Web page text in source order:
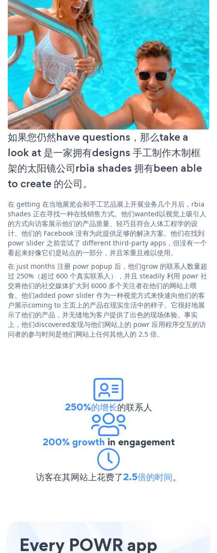
如果您仍然have questions，那么take a
look at 是一家拥有designs 手工制作木制框
架的太阳镜公司rbia shades 拥有been able
to create 的公司。
在 getting 在当地展览会和手工艺品展上开展业务几个月后，rbia
shades 正在寻找一种在线销售方式。他们wanted以视觉上吸引人
的方式向访客展示他们的产品质量、轻巧且符合人体工程学的设
计。他们的 Facebook 没有为此提供足够的解决方案。他们在找到
powr slider 之前尝试了 different third-party apps，但没有一个
看起来好像它们是站点的一部分，并且笨重且难以使用。
在 just months 注册 powr popup 后，他们grow 的联系人数量超
过 250%（超过 600 个真实联系人），并且 steadily 利用 powr 社
交将他们的社交媒体扩大到 6000 多个关注者在他们的网站上喂
食。他们added powr slider 作为一种视觉方式来快速向他们的客
户展示coming to 主页上的产品在现实生活中的样子。它很好地展
示了他们的产品，并无缝地为客户提供了出色的现场体验。事实
上，他们discovered发现与他们网站上的 powr 应用程序交互的访
问者的参与时间是他们网站上任何其他人的 2.5 倍。
250%的增长的联系人
200% growth in engagement
访客在其网站上花费了2.5倍的时间。
Every POWR app